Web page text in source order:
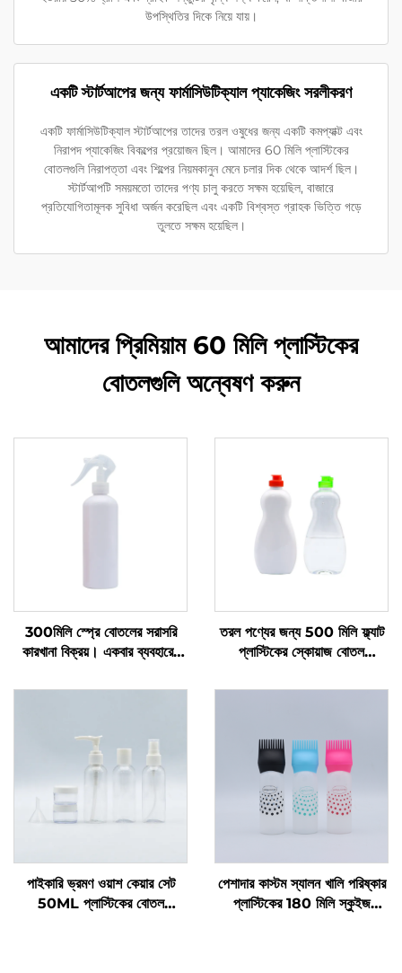
উপস্থিতির দিকে নিয়ে যায়।
একটি স্টার্টআপের জন্য ফার্মাসিউটিক্যাল প্যাকেজিং সরলীকরণ
একটি ফার্মাসিউটিক্যাল স্টার্টআপের তাদের তরল ওষুধের জন্য একটি কমপ্যাক্ট এবং
নিরাপদ প্যাকেজিং বিকল্পের প্রয়োজন ছিল। আমাদের 60 মিলি প্লাস্টিকের
বোতলগুলি নিরাপত্তা এবং শিল্পের নিয়মকানুন মেনে চলার দিক থেকে আদর্শ ছিল।
স্টার্টআপটি সময়মতো তাদের পণ্য চালু করতে সক্ষম হয়েছিল, বাজারে
প্রতিযোগিতামূলক সুবিধা অর্জন করেছিল এবং একটি বিশ্বস্ত গ্রাহক ভিত্তি গড়ে
তুলতে সক্ষম হয়েছিল।
আমাদের প্রিমিয়াম 60 মিলি প্লাস্টিকের
বোতলগুলি অন্বেষণ করুন
300মিলি স্প্রে বোতলের সরাসরি
কারখানা বিক্রয়। একবার ব্যবহারের
প্লাস্টিকের বোতল
তরল পণ্যের জন্য 500 মিলি ফ্ল্যাট
প্লাস্টিকের স্কোয়াজ বোতল
প্লাস্টিকের বোতল ডিশ সোপ এবং পেট
পাইকারি ভ্রমণ ওয়াশ কেয়ার সেট
50ML প্লাস্টিকের বোতল
পেশাদার কাস্টম স্যালন খালি পরিষ্কার
প্লাস্টিকের 180 মিলি স্কুইজ